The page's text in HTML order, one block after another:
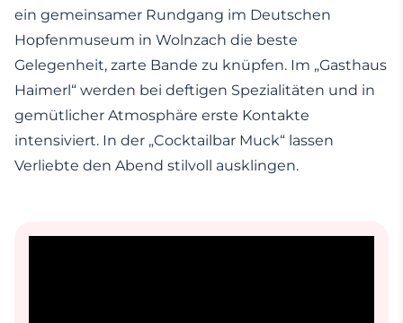
ein gemeinsamer Rundgang im Deutschen
Hopfenmuseum in Wolnzach die beste
Gelegenheit, zarte Bande zu knüpfen. Im „Gasthaus
Haimerl“ werden bei deftigen Spezialitäten und in
gemütlicher Atmosphäre erste Kontakte
intensiviert. In der „Cocktailbar Muck“ lassen
Verliebte den Abend stilvoll ausklingen.